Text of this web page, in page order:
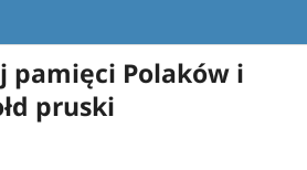
pamięci Polaków i
pruski